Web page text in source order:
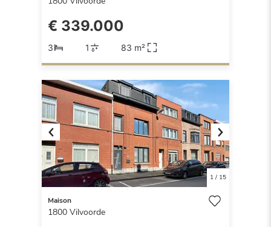
€ 339.000
3 1 83 m²
Previous Next
1/ 15
Maison
1800 Vilvoorde